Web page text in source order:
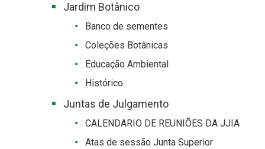
Jardim Botânico
Banco de sementes
Coleções Botânicas
Educação Ambiental
Histórico
Juntas de Julgamento
CALENDARIO DE REUNIÕES DA JJIA
Atas de sessão Junta Superior